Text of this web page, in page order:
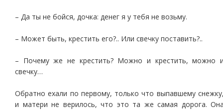
– Да ты не бойся, дочка: денег я у тебя не возьму.
– Может быть, крестить его?.. Или свечку поставить?..
– Почему же не крестить? Можно и крестить, можно
свечку…
Обратно ехали по первому, только что выпавшему
и матери не верилось, что это та же самая дорога.